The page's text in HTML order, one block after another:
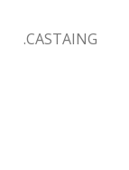
CASTAING.